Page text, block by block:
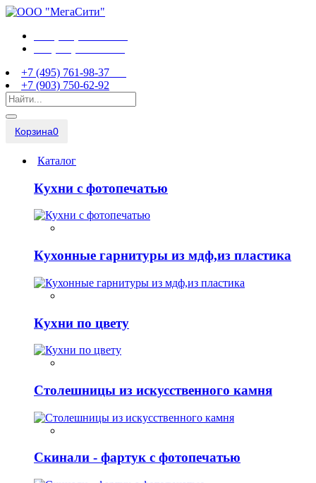
+7 (495) 761-98-37
+7 (903) 750-62-92
Корзина0
Каталог
Кухни с фотопечатью
Кухонные гарнитуры из мдф,из пластика
Кухни по цвету
Столешницы из искусственного камня
Скинали - фартук с фотопечатью